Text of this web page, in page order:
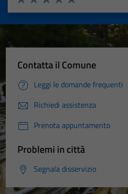
Valuta 5 stelle su 5
Valuta 4 stelle su 5
Valuta 3 stelle su 5
Valuta 2 stelle su 5
Valuta 1 stelle su 5
Contatta il Comune
Leggi le domande frequenti
Richiedi assistenza
Prenota appuntamento
Problemi in città
Segnala disservizio